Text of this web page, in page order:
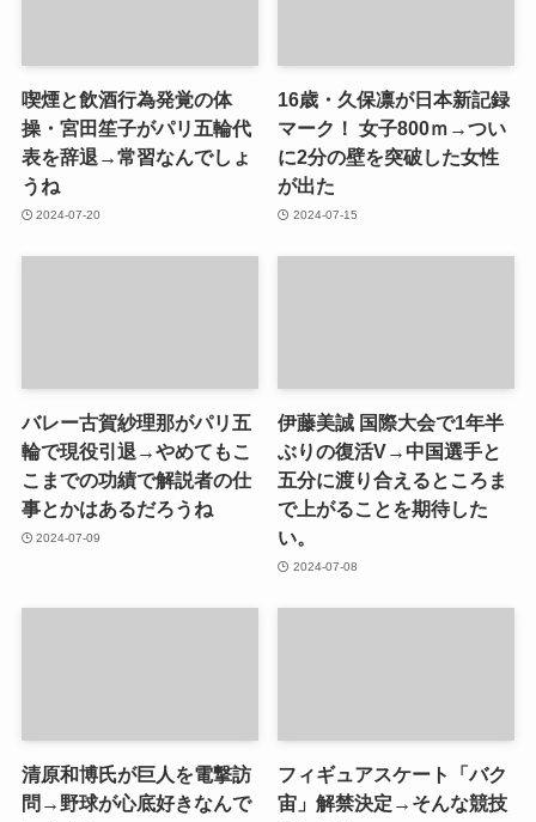
喫煙と飲酒行為発覚の体
操・宮田笙子がパリ五輪代
表を辞退→常習なんでしょ
うね
2024-07-20
16歳・久保凛が日本新記録
マーク！ 女子800ｍ→つい
に2分の壁を突破した女性
が出た
2024-07-15
バレー古賀紗理那がパリ五
輪で現役引退→やめてもこ
こまでの功績で解説者の仕
事とかはあるだろうね
2024-07-09
伊藤美誠 国際大会で1年半
ぶりの復活V→中国選手と
五分に渡り合えるところま
で上がることを期待した
い。
2024-07-08
清原和博氏が巨人を電撃訪
問→野球が心底好きなんで
フィギュアスケート「バク
宙」解禁決定→そんな競技